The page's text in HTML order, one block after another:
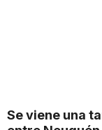
Se viene una